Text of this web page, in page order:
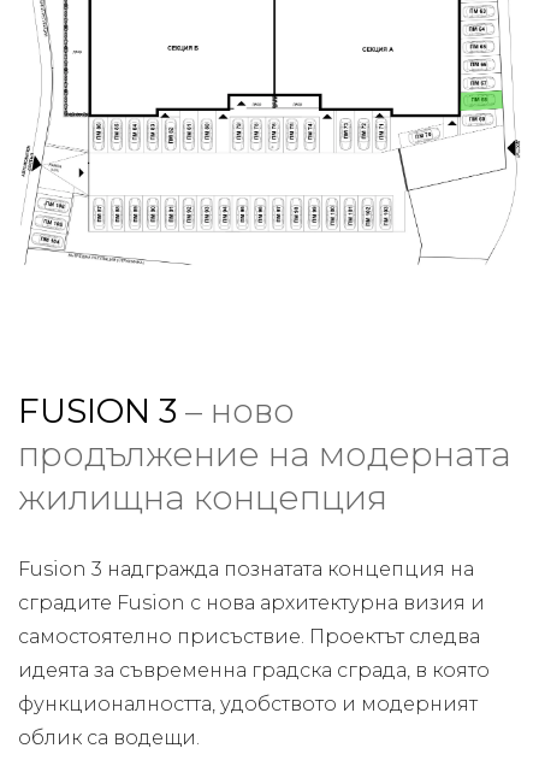
FUSION 3 – ново
продължение на модерната
жилищна концепция
Fusion 3 надгражда познатата концепция на
сградите Fusion с нова архитектурна визия и
самостоятелно присъствие. Проектът следва
идеята за съвременна градска сграда, в която
функционалността, удобството и модерният
облик са водещи.